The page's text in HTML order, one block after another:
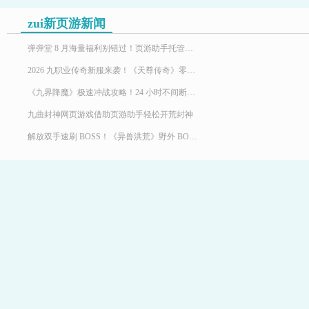
zui新页游新闻
弹弹堂 8 月海量福利别错过！页游助手托管挂机，限定时装轻松到手
2026 九职业传奇新服来袭！《天尊传奇》零氪高效发育，快速玩转霸服
《九界降魔》极速冲战攻略！24 小时不间断堆战力霸服
九曲封神网页游戏借助页游助手轻松开荒封神
解放双手速刷 BOSS！《异兽洪荒》野外 BOSS 玩法，页游助手挂机打宝两不误